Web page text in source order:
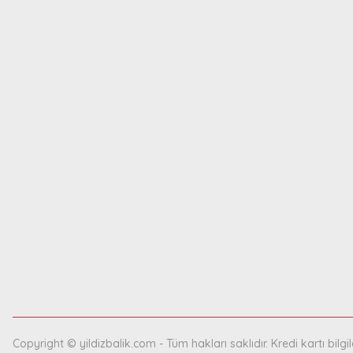
Copyright © yildizbalik.com - Tüm hakları saklıdır. Kredi kartı